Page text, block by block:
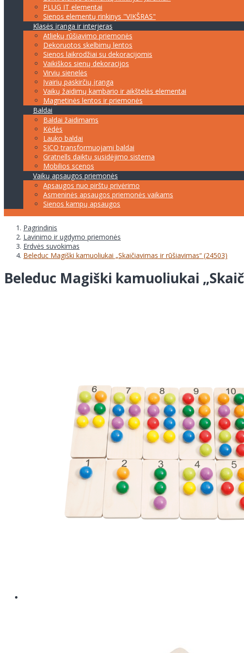
PLUG IT elementai
Sienos elementų rinkinys "VIKŠRAS"
Klasės įranga ir interjeras
Atliekų rūšiavimo priemonės
Dekoruotos skelbimų lentos
Sienos laikrodžiai su dekoracijomis
Vaikiškos sienų dekoracijos
Virvių sienelės
Įvairių paskirčių įranga
Vaikų žaidimų kambario ir aikštelės elementai
Magnetinės lentos ir priemonės
Baldai
Baldai žaidimams
Kėdės
Lauko baldai
SICO transformuojami baldai
Gratnells daiktų susidėjimo sistema
Mobilios scenos
Vaikų apsaugos priemonės
Apsaugos nuo pirštų privėrimo
Asmeninės apsaugos priemonės vaikams
Sienos kampų apsaugos
Pagrindinis
Lavinimo ir ugdymo priemonės
Erdvės suvokimas
Beleduc Magiški kamuoliukai „Skaičiavimas ir rūšiavimas“ (24503)
Beleduc Magiški kamuoliukai